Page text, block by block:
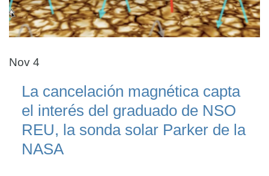
Nov 4
La cancelación magnética capta
el interés del graduado de NSO
REU, la sonda solar Parker de la
NASA